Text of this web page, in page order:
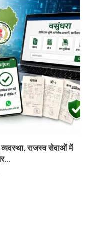
व्यवस्था, राजस्व सेवाओं में